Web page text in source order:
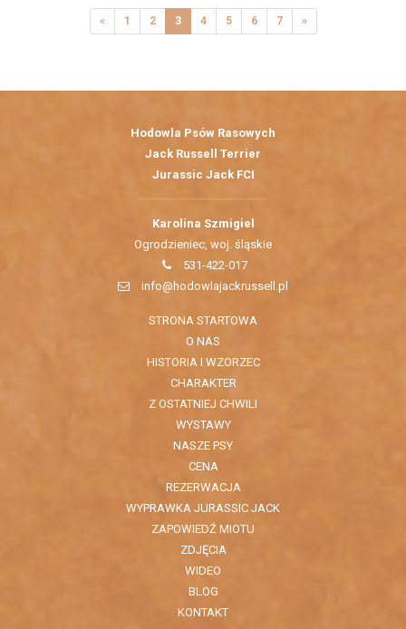
« 1 2 3 4 5 6 7 »
Hodowla Psów Rasowych
Jack Russell Terrier
Jurassic Jack FCI
Karolina Szmigiel
Ogrodzieniec, woj. śląskie
531-422-017
info@hodowlajackrussell.pl
STRONA STARTOWA
O NAS
HISTORIA I WZORZEC
CHARAKTER
Z OSTATNIEJ CHWILI
WYSTAWY
NASZE PSY
CENA
REZERWACJA
WYPRAWKA JURASSIC JACK
ZAPOWIEDŹ MIOTU
ZDJĘCIA
WIDEO
BLOG
KONTAKT